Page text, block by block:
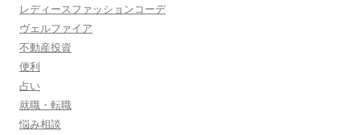
レディースファッションコーデ
ヴェルファイア
不動産投資
便利
占い
就職・転職
悩み相談